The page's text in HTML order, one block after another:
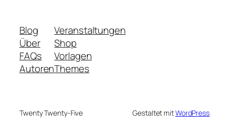
Blog
Über
FAQs
Autoren
Veranstaltungen
Shop
Vorlagen
Themes
Twenty Twenty-Five Gestaltet mitWordPress